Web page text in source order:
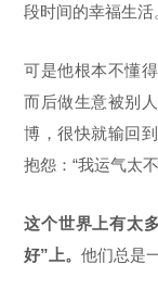
段时间的幸福生活
可是他根本不懂
而后做生意被别
博，很快就输回
抱怨：“我运气太
这个世界上有太
好”上。 他们总是